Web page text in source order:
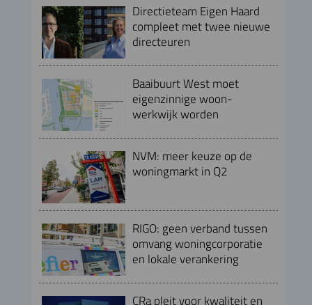
Directieteam Eigen Haard
compleet met twee nieuwe
directeuren
Baaibuurt West moet
eigenzinnige woon-
werkwijk worden
NVM: meer keuze op de
woningmarkt in Q2
RIGO: geen verband tussen
omvang woningcorporatie
en lokale verankering
CRa pleit voor kwaliteit en